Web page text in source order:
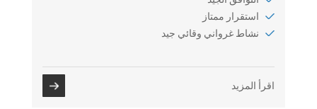
استقرار ممتاز
نشاط غرواني وقائي جيد
اقرأ المزيد